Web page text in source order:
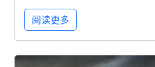
阅读更多